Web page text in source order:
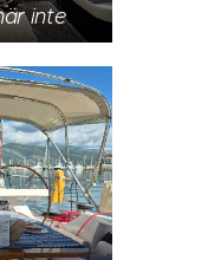
inte